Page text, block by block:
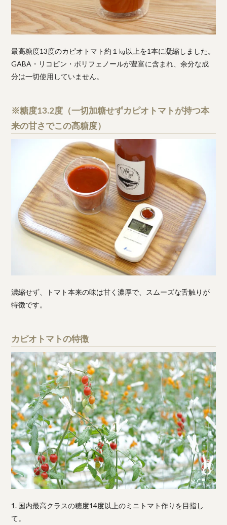
最高糖度13度のカピオトマト約１㎏以上を1本に凝縮しました。
GABA・リコピン・ポリフェノールが豊富に含まれ、余分な成
分は一切使用していません。
※糖度13.2度（一切加糖せずカピオトマトが持つ本
来の甘さでこの高糖度）
濃縮せず、トマト本来の味は甘く濃厚で、スムーズな舌触りが
特徴です。
カピオトマトの特徴
1. 国内最高クラスの糖度14度以上のミニトマト作りを目指し
て。